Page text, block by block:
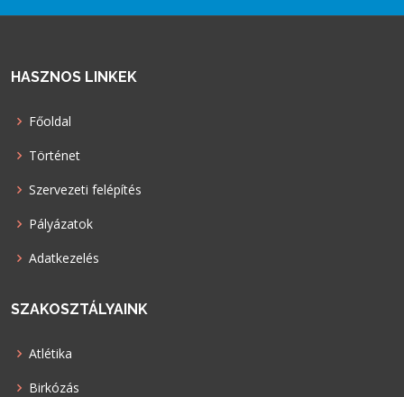
HASZNOS LINKEK
Főoldal
Történet
Szervezeti felépítés
Pályázatok
Adatkezelés
SZAKOSZTÁLYAINK
Atlétika
Birkózás